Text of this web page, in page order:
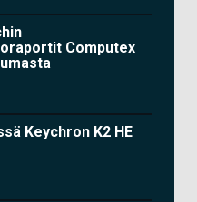
Computex
Keychron K2 HE